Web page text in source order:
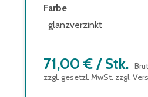
Farbe
glanzverzinkt
71,00 € / Stk.
zzgl. gesetzl. MwSt. zzgl.